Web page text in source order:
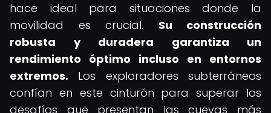
hace ideal para situaciones donde la
movilidad es crucial. Su construcción
robusta y duradera garantiza un
rendimiento óptimo incluso en entornos
extremos. Los exploradores subterráneos
confían en este cinturón para superar los
desafíos que presentan las cuevas más